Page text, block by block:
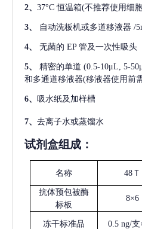
2、 37°C 恒温箱(不推荐使用细
3、 自动洗板机或多道移液器 /
4、 无菌的 EP 管及一次性吸头
5、 精密的单道 (0.5-10μL, 5-
和多通道移液器(移液器使用前
6、 吸水纸及加样槽
7、 去离子水或蒸馏水
试剂盒组成：
名称 48Ｔ
抗体预包被酶
标板
8×6
冻干标准品 0.5 ng/支